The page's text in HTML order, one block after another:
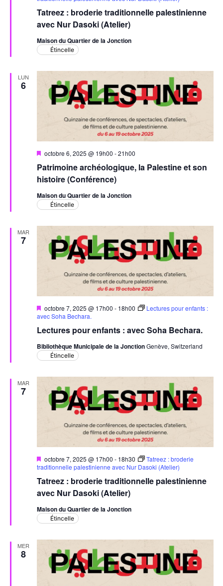
Tatreez : broderie traditionnelle palestinienne
avec Nur Dasoki (Atelier)
Maison du Quartier de la Jonction
Étincelle
LUN
6
Patrimoine archéologique, la Palestine et son
histoire (Conférence)
Mis
avant
octobre 6, 2025 @ 19h00 -21h00
Maison du Quartier de la Jonction
Étincelle
MAR
7
Lectures pour enfants : avec Soha Bechara.
Mis
en
octobre 7, 2025 @ 17h00 - 18h00
Lectures pour enfants :
avec Soha Bechara.
Bibliothèque Municipale de la JonctionGenève, Switzerland
Étincelle
MAR
7
Tatreez : broderie traditionnelle palestinienne
avec Nur Dasoki (Atelier)
Mis
en
octobre 7, 2025 @ 17h00 - 18h30
Tatreez : broderie
traditionnelle palestinienne avec Nur Dasoki (Atelier)
Maison du Quartier de la Jonction
Étincelle
MER
8